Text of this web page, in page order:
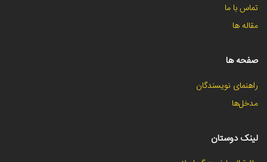
تماس با ما
مقاله ها
صفحه ها
راهنمای نویسندگان
مدخل‌ها
لینک دوستان